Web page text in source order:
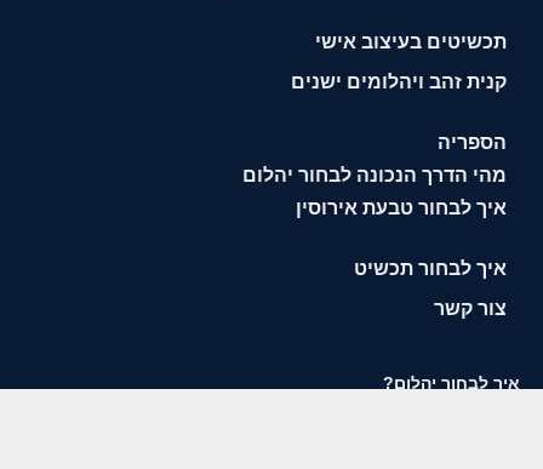
תכשיטים בעיצוב אישי
קנית זהב ויהלומים ישנים
הספריה
מהי הדרך הנכונה לבחור יהלום
איך לבחור טבעת אירוסין
איך לבחור תכשיט
צור קשר
איך לבחור יהלום?